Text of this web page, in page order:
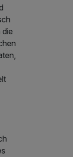
die